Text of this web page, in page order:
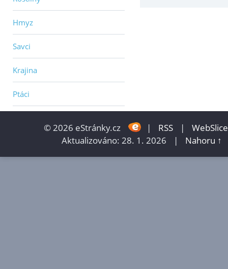
Hmyz
Savci
Krajina
Ptáci
© 2026 eStránky.cz | RSS |
WebSlice
Aktualizováno: 28. 1. 2026
| Nahoru ↑